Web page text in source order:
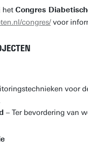
het Congres
congres/voor
voor
– Ter bevordering van